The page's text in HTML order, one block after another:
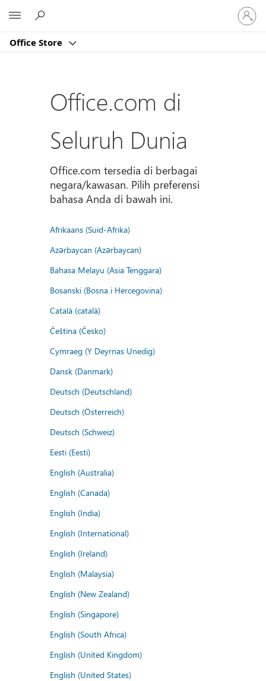
Office Store
Masuk
ke
akun
Office.com di
Seluruh Dunia
Office.com tersedia di berbagai
negara/kawasan. Pilih preferensi
bahasa Anda di bawah ini.
Afrikaans (Suid-Afrika)
Azərbaycan (Azərbaycan)
Bahasa Melayu (Asia Tenggara)
Bosanski (Bosna i Hercegovina)
Català (català)
Čeština (Česko)
Cymraeg (Y Deyrnas Unedig)
Dansk (Danmark)
Deutsch (Deutschland)
Deutsch (Österreich)
Deutsch (Schweiz)
Eesti (Eesti)
English (Australia)
English (Canada)
English (India)
English (International)
English (Ireland)
English (Malaysia)
English (New Zealand)
English (Singapore)
English (South Africa)
English (United Kingdom)
English (United States)